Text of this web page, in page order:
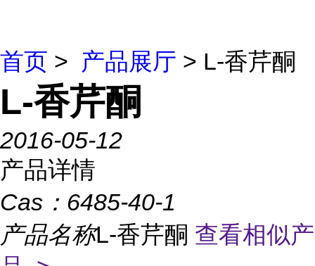
首页 > 产品展厅 > L-香芹酮
L-香芹酮
2016-05-12
产品详情
Cas： 6485-40-1
产品名称L-香芹酮 查看相似产